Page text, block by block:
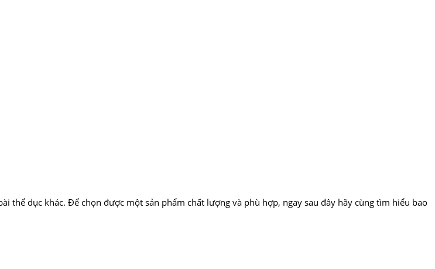
thể dục khác. Để chọn được một sản phẩm chất lượng và phù hợp, ngay sau đây hãy cùng tìm hiểu bao